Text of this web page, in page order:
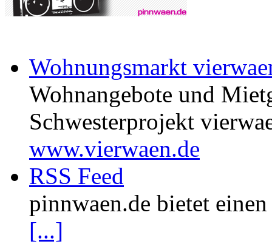
Wohnungsmarkt
Wohnangebote und
Schwesterprojekt
www.vierwaen.de
RSS Feed
pinnwaen.de bietet
[...]